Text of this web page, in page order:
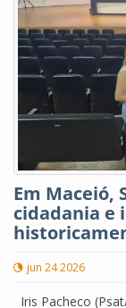
Em Maceió,
cidadania e
jun 24 2026
Iris Pacheco